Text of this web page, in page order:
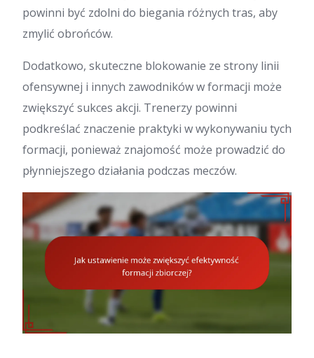
powinni być zdolni do biegania różnych tras, aby
zmylić obrońców.
Dodatkowo, skuteczne blokowanie ze strony linii
ofensywnej i innych zawodników w formacji może
zwiększyć sukces akcji. Trenerzy powinni
podkreślać znaczenie praktyki w wykonywaniu tych
formacji, ponieważ znajomość może prowadzić do
płynniejszego działania podczas meczów.